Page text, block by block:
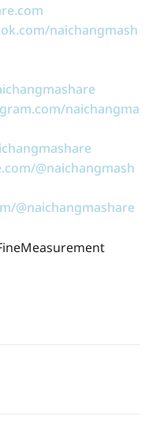
naichangmash
naichangma
@naichangmash
@naichangmashare